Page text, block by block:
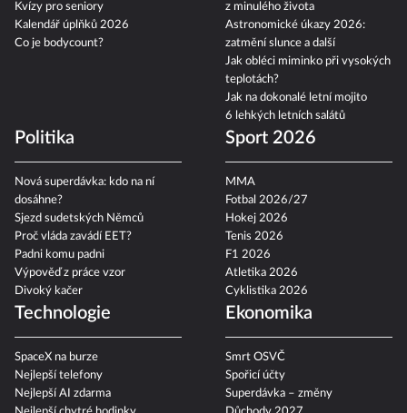
Kvízy pro seniory
Kalendář úplňků 2026
Co je bodycount?
z minulého života
Astronomické úkazy 2026:
zatmění slunce a další
Jak obléci miminko při vysokých
teplotách?
Jak na dokonalé letní mojito
6 lehkých letních salátů
Politika
Nová superdávka: kdo na ní
dosáhne?
Sjezd sudetských Němců
Proč vláda zavádí EET?
Padni komu padni
Výpověď z práce vzor
Divoký kačer
Sport 2026
MMA
Fotbal 2026/27
Hokej 2026
Tenis 2026
F1 2026
Atletika 2026
Cyklistika 2026
Technologie
SpaceX na burze
Nejlepší telefony
Nejlepší AI zdarma
Ekonomika
Smrt OSVČ
Spořicí účty
Superdávka – změny